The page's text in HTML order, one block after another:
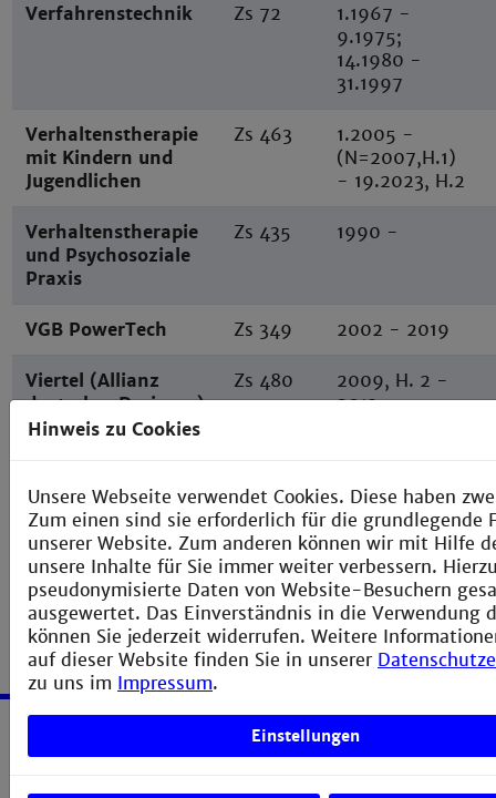
Verfahrenstechnik Zs 72
1.1967 -
9.1975;
14.1980 -
31.1997
Verhaltenstherapie
mit Kindern und
Jugendlichen
Zs 463
1.2005 -
(N=2007,H.1)
- 19.2023, H.2
Verhaltenstherapie
und Psychosoziale
Praxis
Zs 435 1990 -
VGB PowerTech Zs 349 2002 - 2019
Viertel (Allianz
deutscher Designer)
Zs 480
2009, H. 2 -
2013
und ihre
Nachbargebiete
Service
Hinweis zu Cookies
Unsere Webseite verwendet Cookies. Diese haben
Zum einen sind sie erforderlich für die grundlegende
unserer Website. Zum anderen können wir mit Hilfe
unsere Inhalte für Sie immer weiter verbessern.
pseudonymisierte Daten von Website-Besuchern
ausgewertet. Das Einverständnis in die Verwendung
können Sie jederzeit widerrufen. Weitere
auf dieser Website finden Sie in unserer
zu uns im Impressum.
Einstellungen